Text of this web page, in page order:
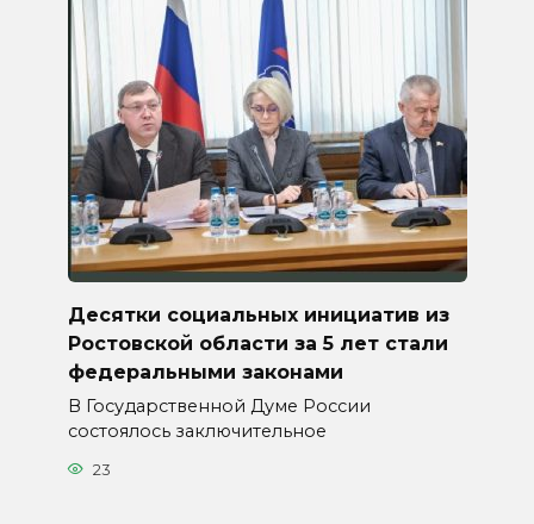
Десятки социальных инициатив из
Ростовской области за 5 лет стали
федеральными законами
В Государственной Думе России
состоялось заключительное
23